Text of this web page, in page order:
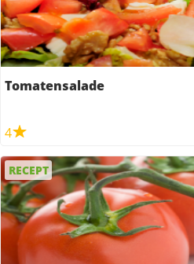
Tomatensalade
4
RECEPT